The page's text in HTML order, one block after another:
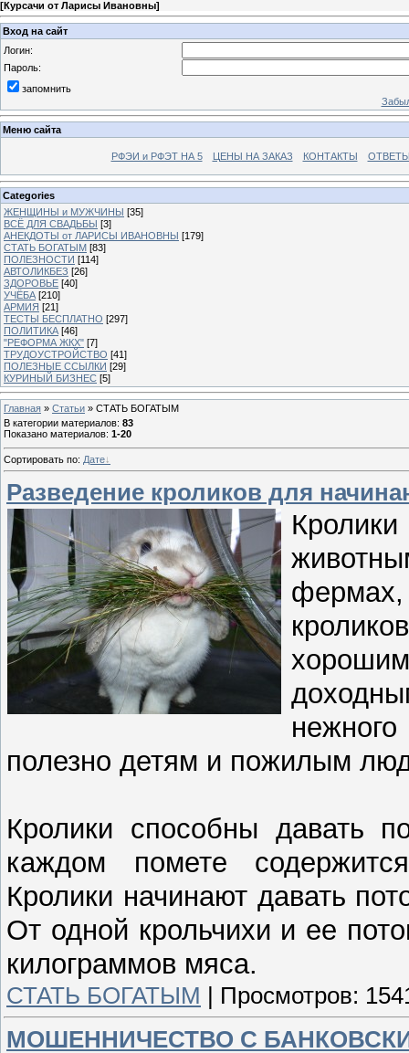
[Курсачи от Ларисы Ивановны]
Вход на сайт
Логин:
Пароль:
запомнить
Меню сайта
РФЭИ и РФЭТ НА 5 ЦЕНЫ НА ЗАКАЗ КОНТАКТЫ
Categories
ЖЕНЩИНЫ и МУЖЧИНЫ [35]
ВСЁ ДЛЯ СВАДЬБЫ [3]
АНЕКДОТЫ от ЛАРИСЫ ИВАНОВНЫ [179]
СТАТЬ БОГАТЫМ [83]
ПОЛЕЗНОСТИ [114]
АВТОЛИКБЕЗ [26]
ЗДОРОВЬЕ [40]
УЧЁБА [210]
АРМИЯ [21]
ТЕСТЫ БЕСПЛАТНО [297]
ПОЛИТИКА [46]
"РЕФОРМА ЖКХ" [7]
ТРУДОУСТРОЙСТВО [41]
ПОЛЕЗНЫЕ ССЫЛКИ [29]
КУРИНЫЙ БИЗНЕС [5]
Главная » Статьи » СТАТЬ БОГАТЫМ
В категории материалов: 83
Показано материалов: 1-20
Сортировать по: Дате
Разведение кроликов для
фермах,
полезно детям и пожилым
Кролики способны давать
каждом помете
Кролики начинают давать
От одной крольчихи и ее
килограммов мяса.
СТАТЬ БОГАТЫМ Просмотров:
МОШЕННИЧЕСТВО С